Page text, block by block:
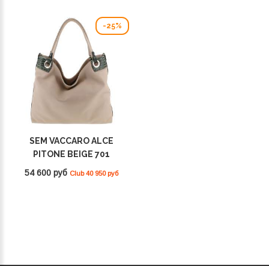
-25%
SEM VACCARO ALCE
PITONE BEIGE 701
54 600 руб Club 40 950 руб